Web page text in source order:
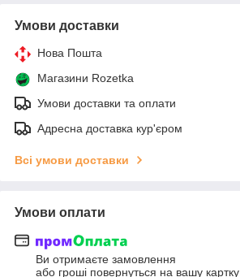
Умови доставки
Нова Пошта
Магазини Rozetka
Умови доставки та оплати
Адресна доставка кур'єром
Всі умови доставки
Умови оплати
Ви отримаєте замовлення
або гроші повернуться на вашу картку